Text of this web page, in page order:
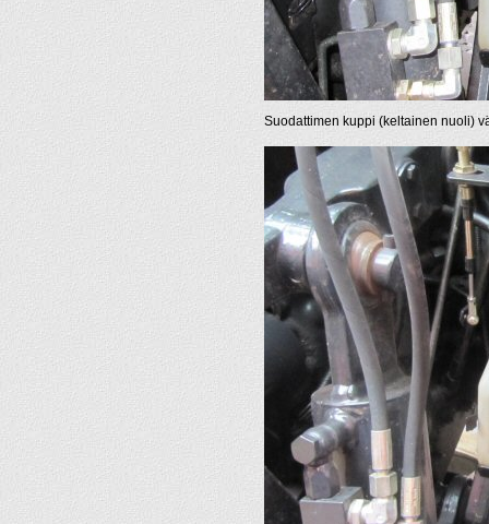
Suodattimen kuppi (keltainen nuoli)